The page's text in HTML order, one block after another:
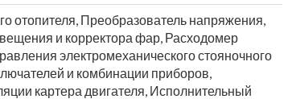
отопителя, Преобразователь напряжения,
и корректора фар, Расходомер
электромеханического стояночного
и комбинации приборов,
картера двигателя, Исполнительный